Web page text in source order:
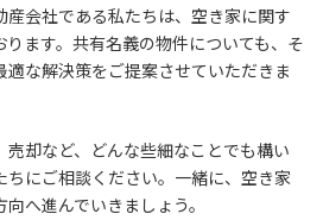
会社である私たちは、空き家に関す
ます。共有名義の物件についても、そ
な解決策をご提案させていただきま
却など、どんな些細なことでも構い
ちにご相談ください。一緒に、空き家
へ進んでいきましょう。